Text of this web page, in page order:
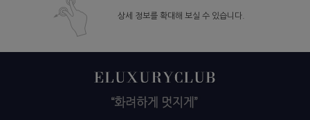
상세 정보를 확대해 보실 수 있습니다.